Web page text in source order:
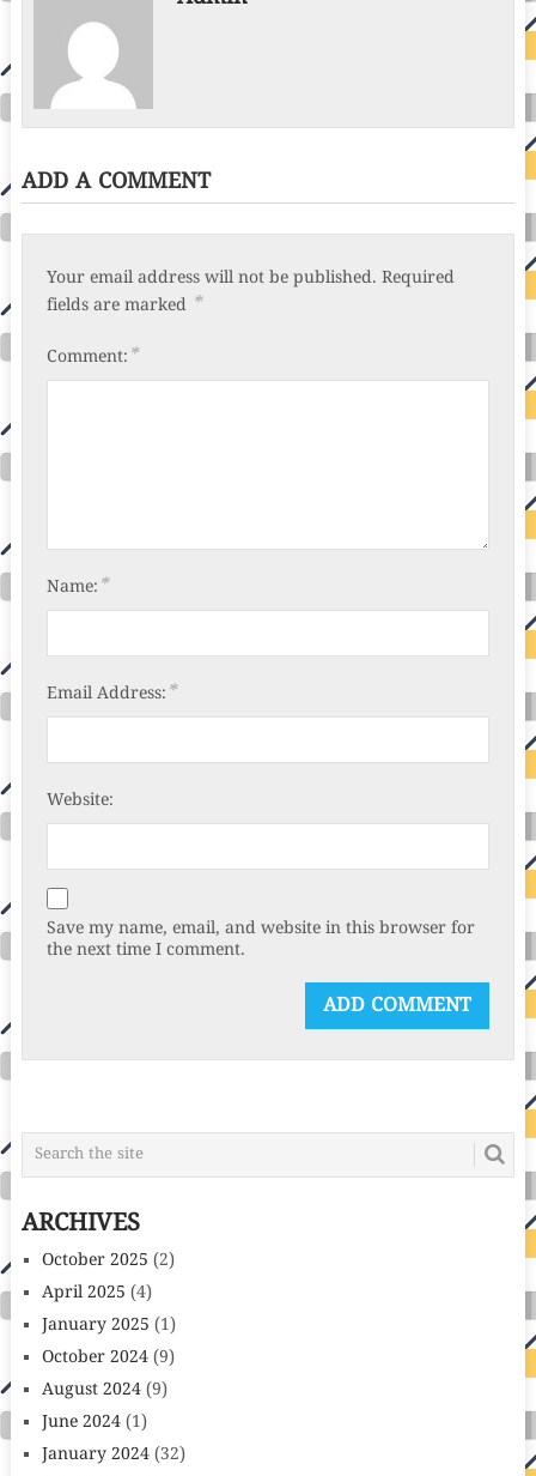
ADD A COMMENT
Your email address will not be published. Required
fields are marked *
Comment: *
Name: *
Email Address: *
Website:
Save my name, email, and website in this browser for
the next time I comment.
ARCHIVES
October 2025 (2)
April 2025 (4)
January 2025 (1)
October 2024(9)
August 2024(9)
June 2024(1)
January 2024(32)